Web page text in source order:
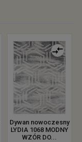
Dywan nowoczesny
LYDIA 1068 MODNY
WZÓR DO...